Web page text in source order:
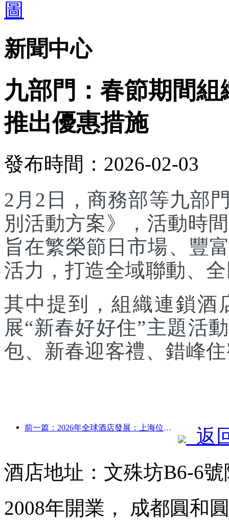
新聞中心
九部門：春節期間
推出優惠措施
發布時間：2026-02-03
2月2日，商務部等九部
別活動方案》，活動時
旨在繁榮節日市場、豐
活力，打造全域聯動、
其中提到，組織連鎖酒
展“新春好好住”主題活
包、新春迎客禮、錯峰
前一篇：2026年全球酒店發展：上海位居客房新增量榜首
返
酒店地址：文殊坊B6-6
2008年開業， 成都圓